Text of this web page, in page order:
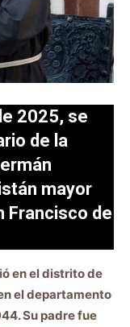
2025, se
de la
mayor
Francisco de
en el distrito de
el departamento
Su padre fue